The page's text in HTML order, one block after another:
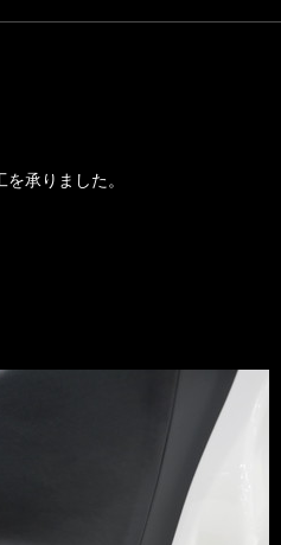
承りました。